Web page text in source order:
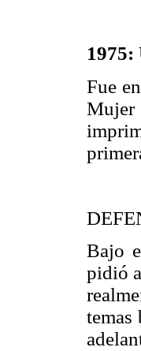
Fue
Mujer
Bajo
pidió